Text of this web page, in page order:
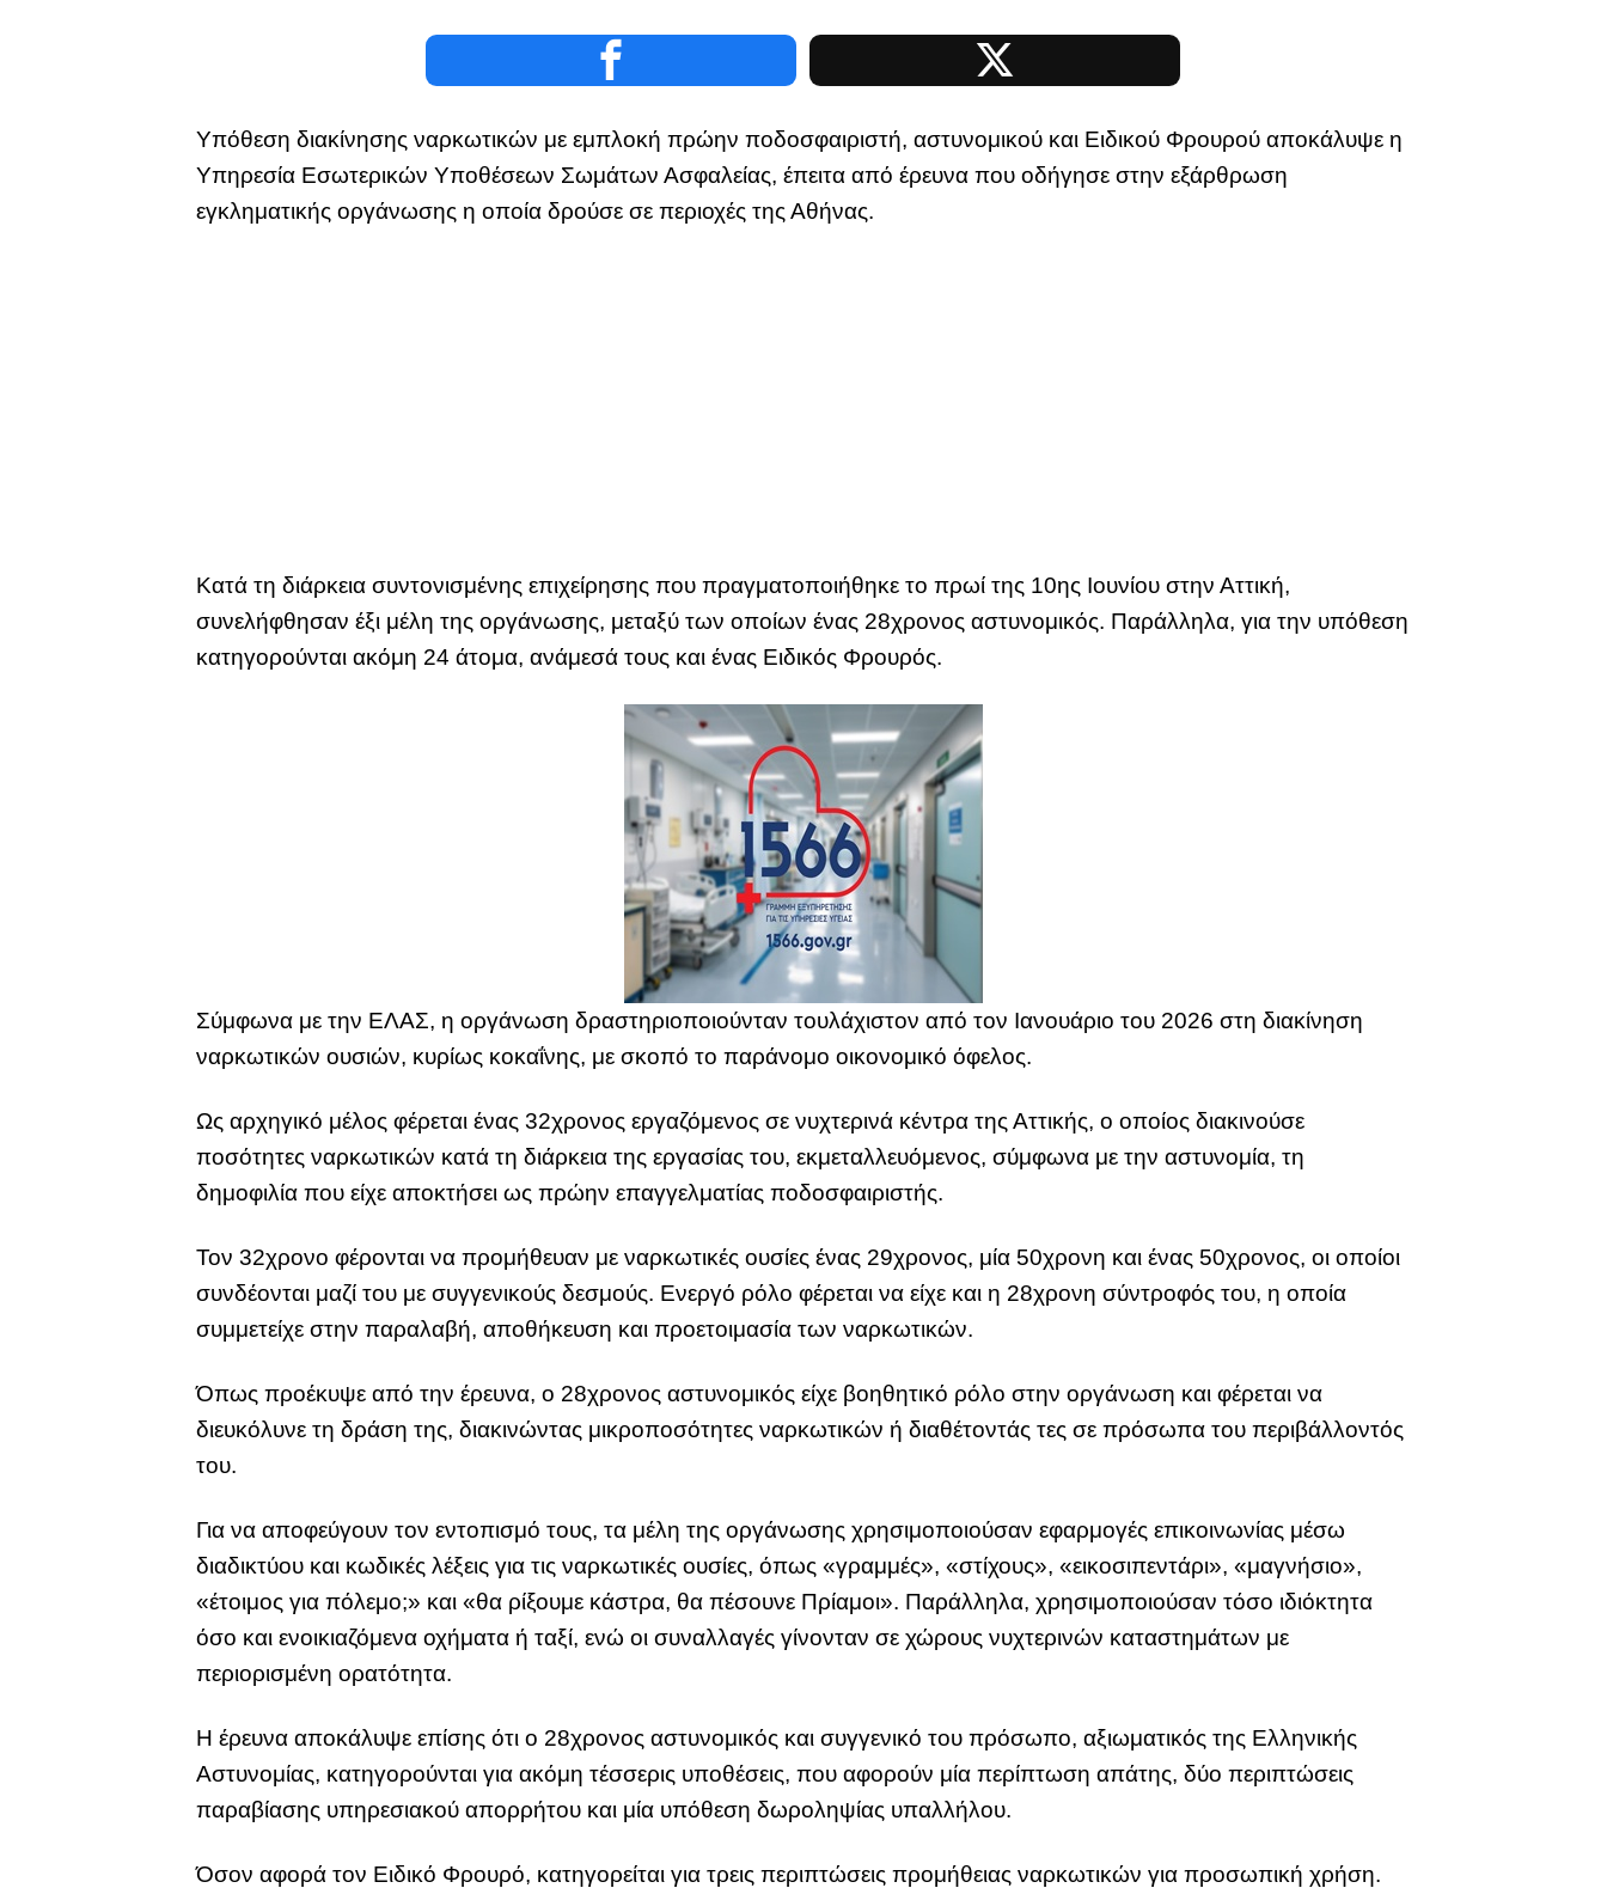
Υπόθεση διακίνησης ναρκωτικών με εμπλοκή πρώην ποδοσφαιριστή, αστυνομικού και Ειδικού Φρουρού αποκάλυψε η
Υπηρεσία Εσωτερικών Υποθέσεων Σωμάτων Ασφαλείας, έπειτα από έρευνα που οδήγησε στην εξάρθρωση
εγκληματικής οργάνωσης η οποία δρούσε σε περιοχές της Αθήνας.
Κατά τη διάρκεια συντονισμένης επιχείρησης που πραγματοποιήθηκε το πρωί της 10ης Ιουνίου στην Αττική,
συνελήφθησαν έξι μέλη της οργάνωσης, μεταξύ των οποίων ένας 28χρονος αστυνομικός. Παράλληλα, για την υπόθεση
κατηγορούνται ακόμη 24 άτομα, ανάμεσά τους και ένας Ειδικός Φρουρός.
Σύμφωνα με την ΕΛΑΣ, η οργάνωση δραστηριοποιούνταν τουλάχιστον από τον Ιανουάριο του 2026 στη διακίνηση
ναρκωτικών ουσιών, κυρίως κοκαΐνης, με σκοπό το παράνομο οικονομικό όφελος.
Ως αρχηγικό μέλος φέρεται ένας 32χρονος εργαζόμενος σε νυχτερινά κέντρα της Αττικής, ο οποίος διακινούσε
ποσότητες ναρκωτικών κατά τη διάρκεια της εργασίας του, εκμεταλλευόμενος, σύμφωνα με την αστυνομία, τη
δημοφιλία που είχε αποκτήσει ως πρώην επαγγελματίας ποδοσφαιριστής.
Τον 32χρονο φέρονται να προμήθευαν με ναρκωτικές ουσίες ένας 29χρονος, μία 50χρονη και ένας 50χρονος, οι οποίοι
συνδέονται μαζί του με συγγενικούς δεσμούς. Ενεργό ρόλο φέρεται να είχε και η 28χρονη σύντροφός του, η οποία
συμμετείχε στην παραλαβή, αποθήκευση και προετοιμασία των ναρκωτικών.
Όπως προέκυψε από την έρευνα, ο 28χρονος αστυνομικός είχε βοηθητικό ρόλο στην οργάνωση και φέρεται να
διευκόλυνε τη δράση της, διακινώντας μικροποσότητες ναρκωτικών ή διαθέτοντάς τες σε πρόσωπα του περιβάλλοντός
του.
Για να αποφεύγουν τον εντοπισμό τους, τα μέλη της οργάνωσης χρησιμοποιούσαν εφαρμογές επικοινωνίας μέσω
διαδικτύου και κωδικές λέξεις για τις ναρκωτικές ουσίες, όπως «γραμμές», «στίχους», «εικοσιπεντάρι», «μαγνήσιο»,
«έτοιμος για πόλεμο;» και «θα ρίξουμε κάστρα, θα πέσουνε Πρίαμοι». Παράλληλα, χρησιμοποιούσαν τόσο ιδιόκτητα
όσο και ενοικιαζόμενα οχήματα ή ταξί, ενώ οι συναλλαγές γίνονταν σε χώρους νυχτερινών καταστημάτων με
περιορισμένη ορατότητα.
Η έρευνα αποκάλυψε επίσης ότι ο 28χρονος αστυνομικός και συγγενικό του πρόσωπο, αξιωματικός της Ελληνικής
Αστυνομίας, κατηγορούνται για ακόμη τέσσερις υποθέσεις, που αφορούν μία περίπτωση απάτης, δύο περιπτώσεις
παραβίασης υπηρεσιακού απορρήτου και μία υπόθεση δωροληψίας υπαλλήλου.
Όσον αφορά τον Ειδικό Φρουρό, κατηγορείται για τρεις περιπτώσεις προμήθειας ναρκωτικών για προσωπική χρήση.